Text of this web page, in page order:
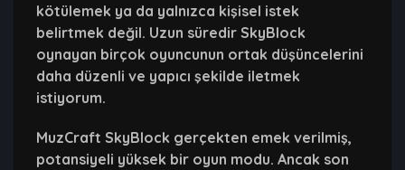
kötülemek ya da yalnızca kişisel istek
belirtmek değil. Uzun süredir SkyBlock
oynayan birçok oyuncunun ortak düşüncelerini
daha düzenli ve yapıcı şekilde iletmek
istiyorum.
MuzCraft SkyBlock gerçekten emek verilmiş,
potansiyeli yüksek bir oyun modu. Ancak son